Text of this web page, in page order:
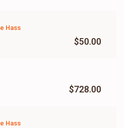
Hass
$50.00
$728.00
Hass